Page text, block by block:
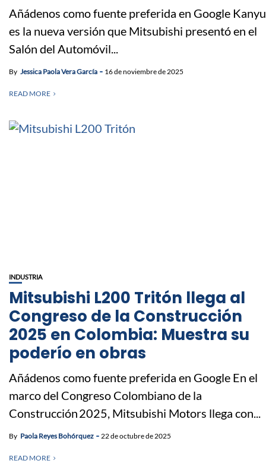
Añádenos como fuente preferida en Google Kanyu
es la nueva versión que Mitsubishi presentó en el
Salón del Automóvil...
By Jessica Paola Vera García 16 de noviembre de 2025
READ MORE
INDUSTRIA
Mitsubishi L200 Tritón llega al
Congreso de la Construcción
2025 en Colombia: Muestra su
poderío en obras
Añádenos como fuente preferida en Google En el
marco del Congreso Colombiano de la
Construcción 2025, Mitsubishi Motors llega con...
By Paola Reyes Bohórquez 22 de octubre de 2025
READ MORE